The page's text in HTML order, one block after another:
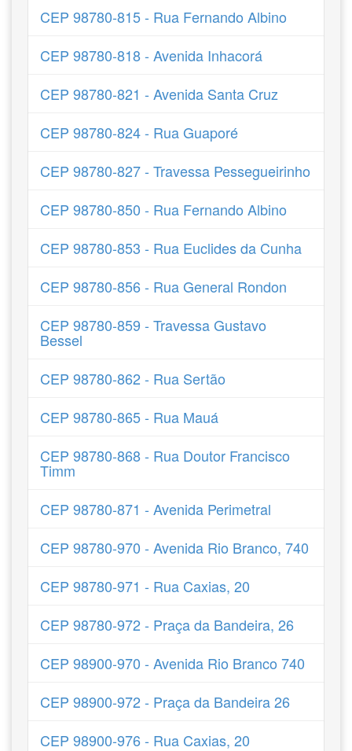
CEP 98780-815 - Rua Fernando Albino
CEP 98780-818 - Avenida Inhacorá
CEP 98780-821 - Avenida Santa Cruz
CEP 98780-824 - Rua Guaporé
CEP 98780-827 - Travessa Pessegueirinho
CEP 98780-850 - Rua Fernando Albino
CEP 98780-853 - Rua Euclides da Cunha
CEP 98780-856 - Rua General Rondon
CEP 98780-859 - Travessa Gustavo
Bessel
CEP 98780-862 - Rua Sertão
CEP 98780-865 - Rua Mauá
CEP 98780-868 - Rua Doutor Francisco
Timm
CEP 98780-871 - Avenida Perimetral
CEP 98780-970 - Avenida Rio Branco, 740
CEP 98780-971 - Rua Caxias, 20
CEP 98780-972 - Praça da Bandeira, 26
CEP 98900-970 - Avenida Rio Branco 740
CEP 98900-972 - Praça da Bandeira 26
CEP 98900-976 - Rua Caxias, 20